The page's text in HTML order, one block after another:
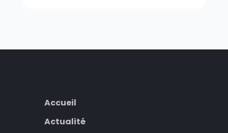
Accueil
Actualité